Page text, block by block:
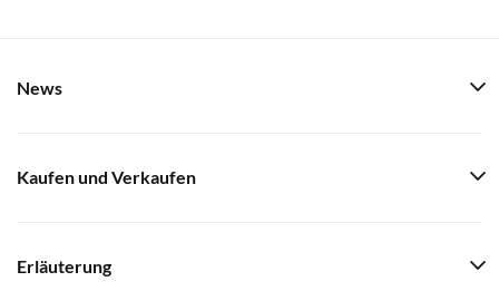
News
Kaufen und Verkaufen
Erläuterung